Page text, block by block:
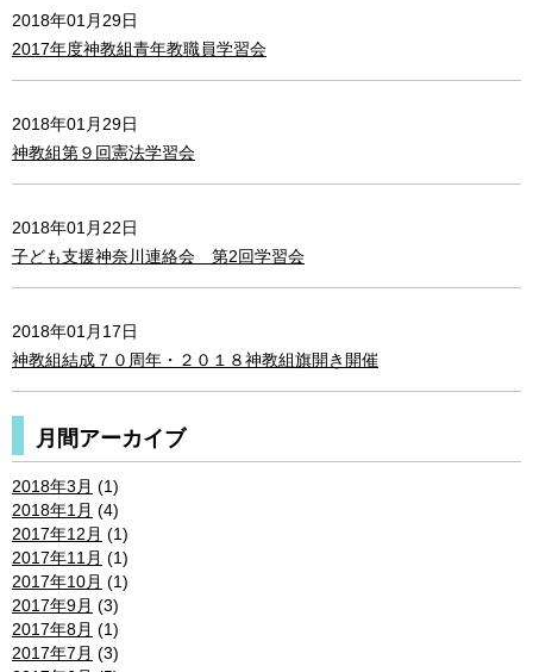
2018年01月29日
2017年度神教組青年教職員学習会
2018年01月29日
神教組第９回憲法学習会
2018年01月22日
子ども支援神奈川連絡会 第2回学習会
2018年01月17日
神教組結成７０周年・２０１８神教組旗開き開催
月間アーカイブ
2018年3月 (1)
2018年1月 (4)
2017年12月 (1)
2017年11月 (1)
2017年10月 (1)
2017年9月 (3)
2017年8月 (1)
2017年7月 (3)